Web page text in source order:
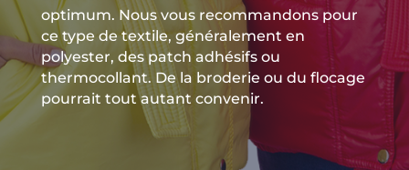
optimum. Nous vous recommandons pour
ce type de textile, généralement en
polyester, des patch adhésifs ou
thermocollant. De la broderie ou du flocage
pourrait tout autant convenir.